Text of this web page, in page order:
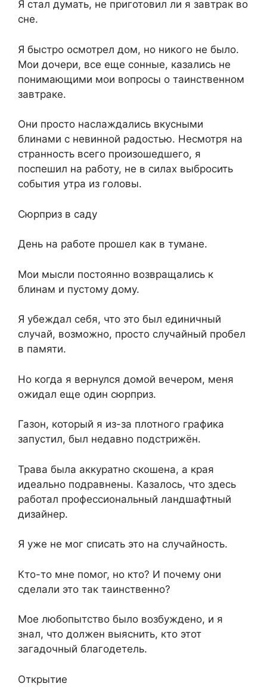
Я стал думать, не приготовил ли я завтрак во
сне.
Я быстро осмотрел дом, но никого не было.
Мои дочери, все еще сонные, казались не
понимающими мои вопросы о таинственном
завтраке.
Они просто наслаждались вкусными
блинами с невинной радостью. Несмотря на
странность всего произошедшего, я
поспешил на работу, не в силах выбросить
события утра из головы.
Сюрприз в саду
День на работе прошел как в тумане.
Мои мысли постоянно возвращались к
блинам и пустому дому.
Я убеждал себя, что это был единичный
случай, возможно, просто случайный пробел
в памяти.
Но когда я вернулся домой вечером, меня
ожидал еще один сюрприз.
Газон, который я из-за плотного графика
запустил, был недавно подстрижён.
Трава была аккуратно скошена, а края
идеально подравнены. Казалось, что здесь
работал профессиональный ландшафтный
дизайнер.
Я уже не мог списать это на случайность.
Кто-то мне помог, но кто? И почему они
сделали это так таинственно?
Мое любопытство было возбуждено, и я
знал, что должен выяснить, кто этот
загадочный благодетель.
Открытие